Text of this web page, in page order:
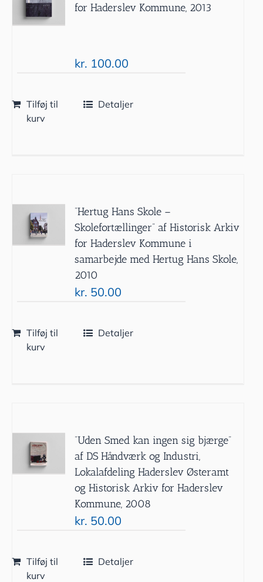
for Haderslev Kommune, 2013
kr. 100.00
Tilføj til
kurv
Detaljer
”Hertug Hans Skole –
Skolefortællinger” af Historisk Arkiv
for Haderslev Kommune i
samarbejde med Hertug Hans Skole,
2010
kr. 50.00
Tilføj til
kurv
Detaljer
”Uden Smed kan ingen sig bjærge”
af DS Håndværk og Industri,
Lokalafdeling Haderslev Østeramt
og Historisk Arkiv for Haderslev
Kommune, 2008
kr. 50.00
Tilføj til
kurv
Detaljer